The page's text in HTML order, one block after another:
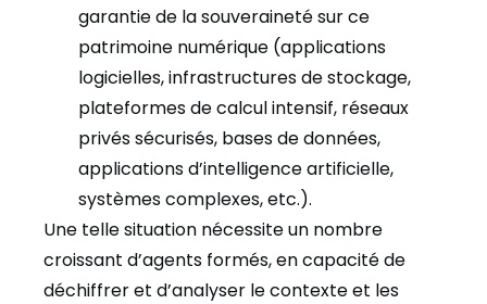
garantie de la souveraineté sur ce
patrimoine numérique (applications
logicielles, infrastructures de stockage,
plateformes de calcul intensif, réseaux
privés sécurisés, bases de données,
applications d’intelligence artificielle,
systèmes complexes, etc.).
Une telle situation nécessite un nombre
croissant d’agents formés, en capacité de
déchiffrer et d’analyser le contexte et les